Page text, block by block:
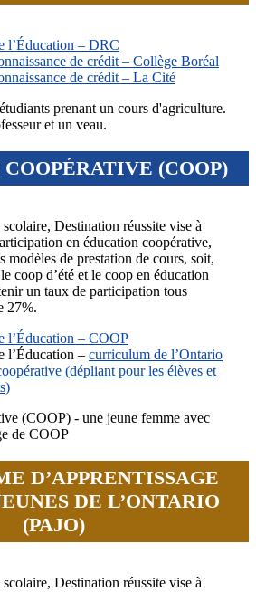
l’Éducation – DRC
de crédit – Collège Boréal
de crédit – La Cité
(COOP)
Destination réussite vise à
en éducation coopérative,
modèles de prestation de cours, soit,
coop d’été et le coop en éducation
un taux de participation tous
27%.
l’Éducation – COOP
l’Éducation – curriculum de l’Ontario
(dépliant pour les élèves et
D’APPRENTISSAGE
DE L’ONTARIO
(PAJO)
Destination réussite vise à